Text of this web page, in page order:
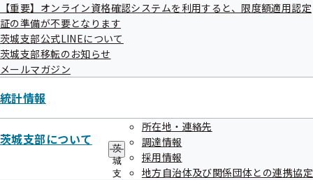
【重要】オンライン資格確認システムを利用すると、限度額適用認定
証の準備が不要となります
茨城支部公式LINEについて
茨城支部移転のお知らせ
メールマガジン
統計情報
茨城支部について
茨
城
支
所在地・連絡先
調達情報
採用情報
地方自治体及び関係団体との連携協定
電話番号 029-303-3005
水戸市
茨城県メディカルセンター
住所 茨城県水戸市笠原町489
電話番号
水戸市
水戸済生会総合病院
水戸市双葉台3-3-10
029-254-5151